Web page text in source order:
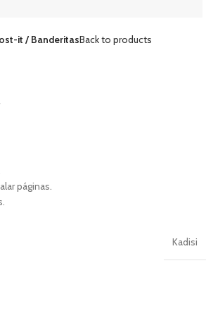
it / BanderitasBack to products
páginas.
Kadisi